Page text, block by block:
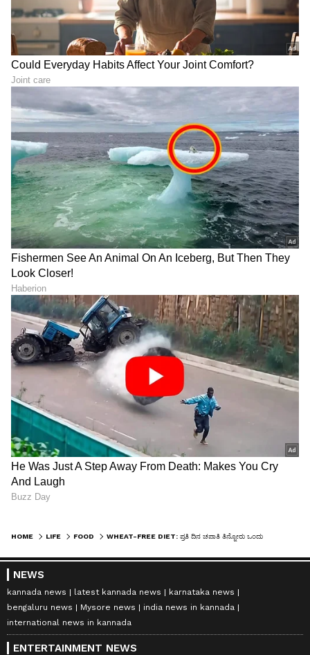
HOME LIFE FOOD
NEWS
kannada news latest kannada news
karnataka news
bengaluru news
Mysore news
india news in kannada
international news in kannada
ENTERTAINMENT NEWS